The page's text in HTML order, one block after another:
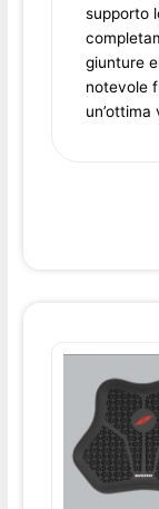
supporto
giunture
notevole
un’ottima